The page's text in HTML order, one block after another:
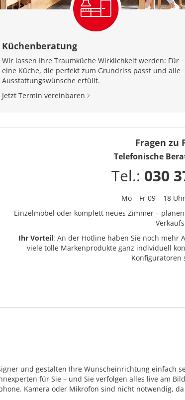
Küchenberatung
Wir lassen Ihre Traumküche Wirklichkeit werden: Für
eine Küche, die perfekt zum Grundriss passt und alle
Ausstattungswünsche erfüllt.
Jetzt Termin vereinbaren
Fragen zu
Telefonische
Tel.: 030
Mo – Fr 09 – 18
Einzelmöbel oder komplett neues Zimmer –
Ihr Vorteil: An der Hotline haben Sie noch mehr
viele tolle Markenprodukte ganz individuell
Konfiguratoren
und gestalten Ihre Wunscheinrichtung einfach
für Sie – und Sie verfolgen alles live am
Kamera oder Mikrofon sind nicht notwendig,